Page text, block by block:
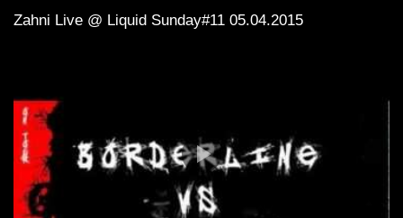
Zahni Live @ Liquid Sunday#11 05.04.2015